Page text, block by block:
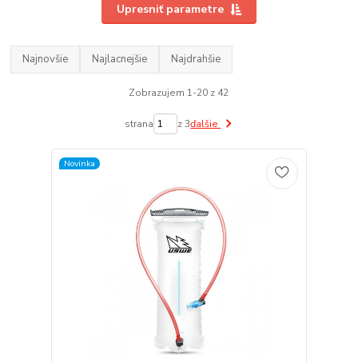
Upresniť parametre
Najnovšie Najlacnejšie Najdrahšie
Zobrazujem 1-20 z 42
strana z 3ďalšie
Novinka